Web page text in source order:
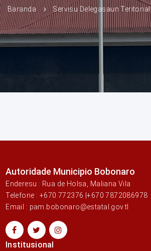
Baranda Servisu Delegasaun Teritorial
Autoridade Municipio Bobonaro
Enderesu : Rua de Holsa, Maliana Vila
Telefone : +670 772376 |+670 7872086978
Email : pam.bobonaro@estatal.gov.tl
Institusional